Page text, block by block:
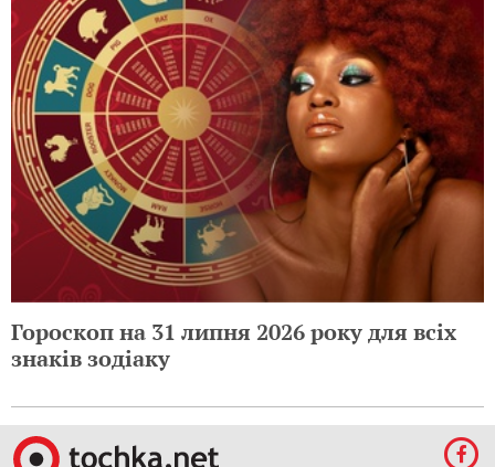
Гороскоп на 31 липня 2026 року для всіх
знаків зодіаку